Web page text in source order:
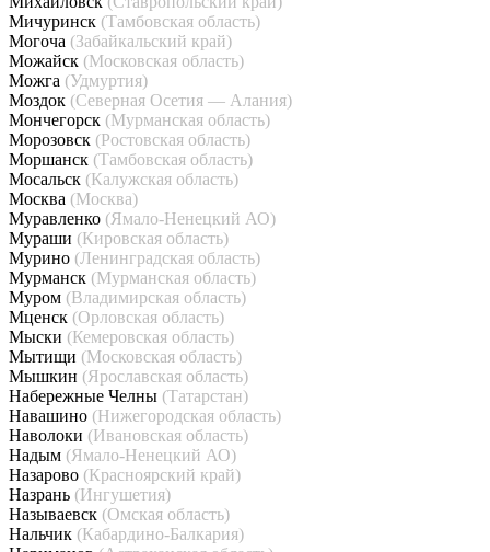
Мичуринск (Тамбовская область)
Могоча (Забайкальский край)
Можайск (Московская область)
Можга (Удмуртия)
Моздок (Северная Осетия — Алания)
Мончегорск (Мурманская область)
Морозовск (Ростовская область)
Моршанск (Тамбовская область)
Мосальск (Калужская область)
Москва (Москва)
Муравленко (Ямало-Ненецкий АО)
Мураши (Кировская область)
Мурино (Ленинградская область)
Мурманск (Мурманская область)
Муром (Владимирская область)
Мценск (Орловская область)
Мыски (Кемеровская область)
Мытищи (Московская область)
Мышкин (Ярославская область)
Набережные Челны (Татарстан)
Навашино (Нижегородская область)
Наволоки (Ивановская область)
Надым (Ямало-Ненецкий АО)
Назарово (Красноярский край)
Назрань (Ингушетия)
Называевск (Омская область)
Нальчик (Кабардино-Балкария)